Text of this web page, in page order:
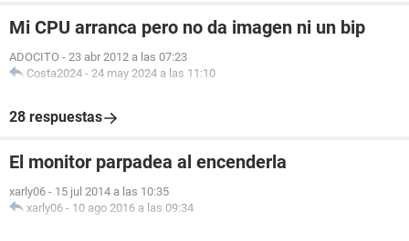
Mi CPU arranca pero no da imagen ni un bip
ADOCITO - 23 abr 2012 a las 07:23
Costa2024 - 24 may 2024 a las 11:10
28 respuestas
El monitor parpadea al encenderla
xarly06 - 15 jul 2014 a las 10:35
xarly06 - 10 ago 2016 a las 09:34